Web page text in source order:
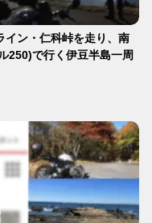
イン・仁科峠を走り、南
250)で行く伊豆半島一周